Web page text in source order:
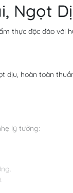
Ngọt
thực độc đáo với
dịu, hoàn toàn
lý tưởng: